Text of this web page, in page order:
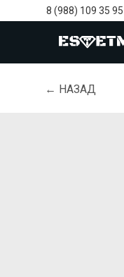
8 (988) 109 35 95
← НАЗАД